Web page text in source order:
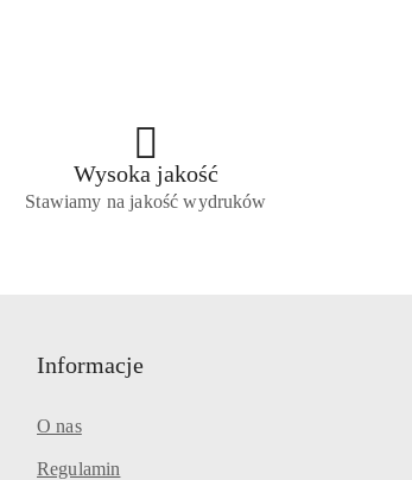
Wysoka jakość
Stawiamy na jakość wydruków
Informacje
O nas
Regulamin